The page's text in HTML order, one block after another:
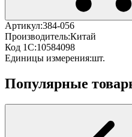
Артикул:384-056
Производитель:Китай
Код 1С:10584098
Единицы измерения:шт.
Популярные